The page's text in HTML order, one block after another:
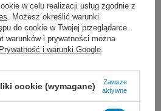
od ogólnego stanu
w celu realizacji usług zgodnie z
. Możesz określić warunki
do cookie w Twojej przeglądarce.
warunków i prywatności można
Prywatność i warunki Google
cookie (wymagane)
Zawsze
aktywne